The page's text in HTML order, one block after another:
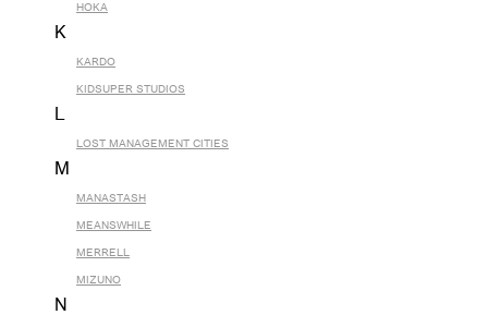
HOKA
K
KARDO
KIDSUPER STUDIOS
L
LOST MANAGEMENT CITIES
M
MANASTASH
MEANSWHILE
MERRELL
MIZUNO
N